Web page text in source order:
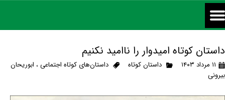
داستان کوتاه امیدوار را ناامید نکنیم
۱۱ مرداد ۱۴۰۳ داستان کوتاه داستان‌های کوتاه اجتماعی، ابوریحان
بیرونی